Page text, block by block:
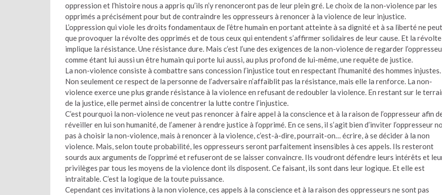
oppression et l’histoire nous a appris qu’ils n’y renonceront pas de leur plein gré. Le choix de la non-violence par les
opprimés a précisément pour but de contraindre les oppresseurs à renoncer à la violence de leur injustice.
L’oppression qui viole les droits fondamentaux de l’être humain en portant atteinte à sa dignité et à sa liberté ne peut
que provoquer la révolte des opprimés et de tous ceux qui entendent s’affirmer solidaires de leur cause. Et la révolte
implique la résistance. Une résistance dure. Mais c’est l’une des exigences de la non-violence de regarder
comme étant lui aussi un être humain qui porte lui aussi, au plus profond de lui-même, une requête de justice.
La non-violence consiste à combattre sans concession l’injustice tout en respectant l’humanité des hommes injustes.
Non seulement ce respect de la personne de l’adversaire n’affaiblit pas la résistance, mais elle la renforce. La non-
violence exerce une plus grande résistance à la violence en refusant de redoubler la violence. En restant sur le
de la justice, elle permet ainsi de concentrer la lutte contre l’injustice.
C’est pourquoi la non-violence ne veut pas renoncer à faire appel à la conscience et à la raison de l’oppresseur afin
réveiller en lui son humanité, de l’amener à rendre justice à l’opprimé. En ce sens, il s’agit bien d’inviter l’oppresseur
pas à choisir la non-violence, mais à renoncer à la violence, c’est-à-dire, pourrait-on… écrire, à se décider à la non
violence. Mais, selon toute probabilité, les oppresseurs seront parfaitement insensibles à ces appels. Ils resteront
sourds aux arguments de l’opprimé et refuseront de se laisser convaincre. Ils voudront défendre leurs intérêts et
privilèges par tous les moyens de la violence dont ils disposent. Ce faisant, ils sont dans leur logique. Et elle est
intraitable. C’est la logique de la toute puissance.
Cependant ces invitations à la non violence, ces appels à la conscience et à la raison des oppresseurs ne sont pas